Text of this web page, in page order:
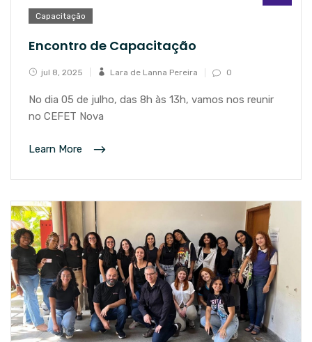
Capacitação
Encontro de Capacitação
jul 8, 2025 Lara de Lanna Pereira 0
No dia 05 de julho, das 8h às 13h, vamos nos reunir
no CEFET Nova
Learn More